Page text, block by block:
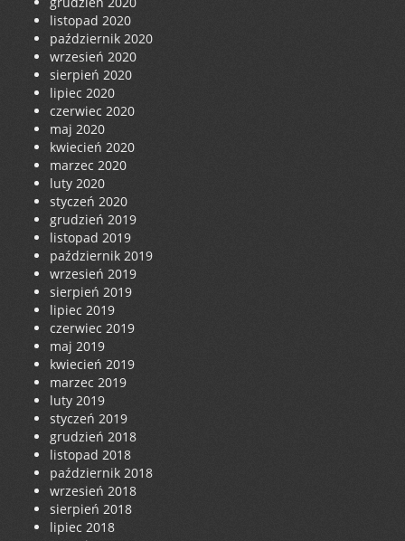
listopad 2020
październik 2020
wrzesień 2020
sierpień 2020
lipiec 2020
czerwiec 2020
maj 2020
kwiecień 2020
marzec 2020
luty 2020
styczeń 2020
grudzień 2019
listopad 2019
październik 2019
wrzesień 2019
sierpień 2019
lipiec 2019
czerwiec 2019
maj 2019
kwiecień 2019
marzec 2019
luty 2019
styczeń 2019
grudzień 2018
listopad 2018
październik 2018
wrzesień 2018
sierpień 2018
lipiec 2018